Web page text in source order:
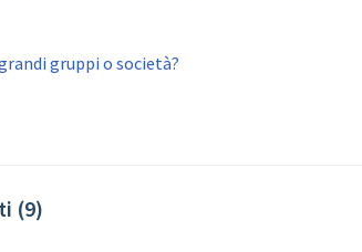
gruppi o società?
(9)